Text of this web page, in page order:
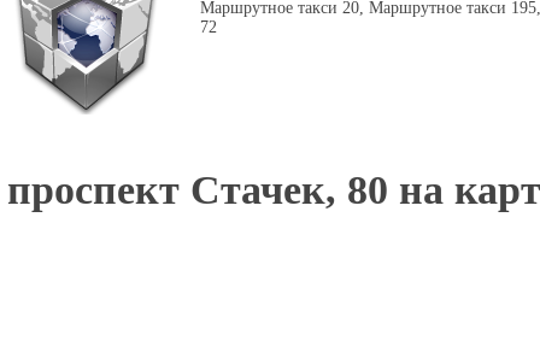
Маршрутное такси 20, Маршрутное такси
72
проспект Стачек, 80 на